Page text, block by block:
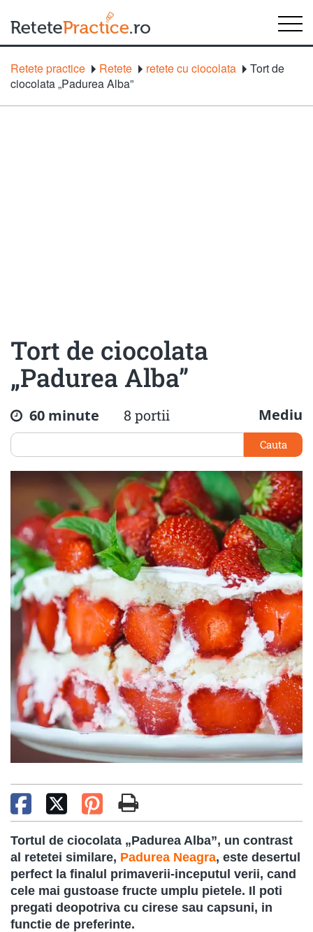
Retete practice Retete retete cu ciocolata
Tort de
ciocolata „Padurea Alba”
Tort de ciocolata
„Padurea Alba”
60 minute 8 portii Mediu
Cauta
Tortul de ciocolata „Padurea Alba”, un contrast
al retetei similare, Padurea Neagra, este desertul
perfect la finalul primaverii-inceputul verii, cand
cele mai gustoase fructe umplu pietele. Il poti
pregati deopotriva cu cirese sau capsuni, in
functie de preferinte.